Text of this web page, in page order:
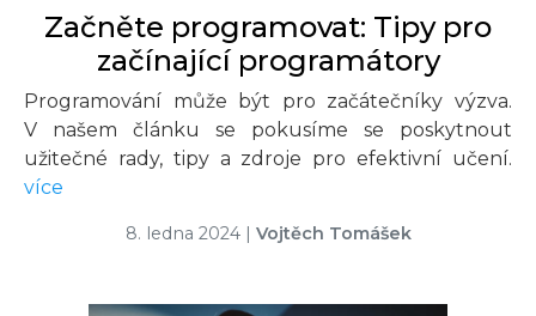
Začněte programovat: Tipy pro
začínající programátory
Programování může být pro začátečníky výzva.
V našem článku se pokusíme se poskytnout
užitečné rady, tipy a zdroje pro efektivní učení.
více
8. ledna 2024| Vojtěch Tomášek